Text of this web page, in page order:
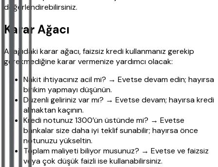
değerlendirebilirsiniz.
Karar Ağacı
Aşağıdaki karar ağacı, faizsiz kredi kullanmanız gerekip
gerekmediğine karar vermenize yardımcı olacak:
Nakit ihtiyacınız acil mi? → Evetse devam edin; hayırsa
birikim yapmayı düşünün.
Düzenli geliriniz var mı? → Evetse devam; hayırsa kredi
almaktan kaçının.
Kredi notunuz 1300’ün üstünde mi? → Evetse
bankalar size daha iyi teklif sunabilir; hayırsa önce
notunuzu yükseltin.
Toplam maliyeti biliyor musunuz? → Evetse ve faizsiz
veya çok düşük faizli ise kullanabilirsiniz.